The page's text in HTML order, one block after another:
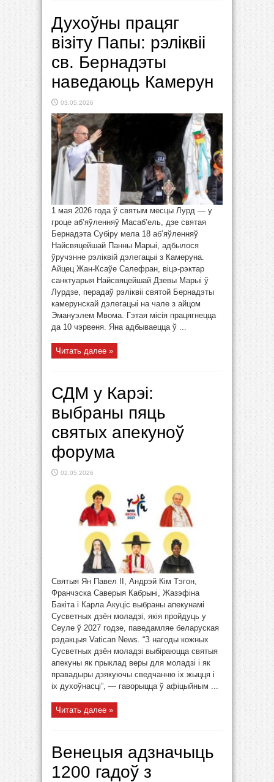
Духоўны працяг
візіту Папы: рэліквіі
св. Бернадэты
наведаюць Камерун
03.05.2026
1 мая 2026 года ў святым месцы Лурд — у
гроце аб’яўленняў Масаб’ель, дзе святая
Бернадэта Субіру мела 18 аб’яўленняў
Найсвяцейшай Панны Марыі, адбылося
ўручэнне рэліквій дэлегацыі з Камеруна.
Айцец Жан-Ксаўе Салефран, віцэ-рэктар
санктуарыя Найсвяцейшай Дзевы Марыі ў
Лурдзе, перадаў рэліквіі святой Бернадэты
камерунскай дэлегацыі на чале з айцом
Эмануэлем Мвома. Гэтая місія працягнецца
да 10 чэрвеня. Яна адбываецца ў ...
Читать далее »
СДМ у Карэі:
выбраны пяць
святых апекуноў
форума
02.05.2026
Святыя Ян Павел ІІ, Андрэй Кім Тэгон,
Франчэска Саверыя Кабрыні, Жазэфіна
Бакіта і Карла Акуціс выбраны апекунамі
Сусветных дзён моладзі, якія пройдуць у
Сеуле ў 2027 годзе, паведамляе беларуская
рэдакцыя Vatican News. “З нагоды кожных
Сусветных дзён моладзі выбіраюцца святыя
апекуны як прыклад веры для моладзі і як
правадыры дзякуючы сведчанню іх жыцця і
іх духоўнасці”, — гаворыцца ў афіцыйным ...
Читать далее »
Венецыя адзначыць
1200 гадоў з